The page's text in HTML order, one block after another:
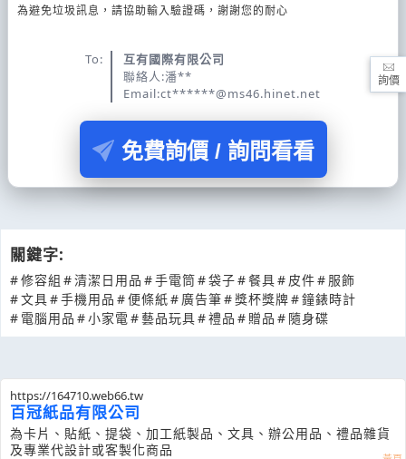
為避免垃圾訊息，請協助輸入驗證碼，謝謝您的耐心
To:
互有國際有限公司
聯絡人:潘**
Email:ct******@ms46.hinet.net
免費詢價 / 詢問看看
關鍵字:
#修容組 #清潔日用品 #手電筒#袋子#餐具# 皮件# 服飾
#文具#手機用品 #便條紙# 廣告筆#獎杯獎牌#鐘錶時計
# 電腦用品 #小家電 # 藝品玩具#禮品 # 贈品 # 隨身碟
https://164710.web66.tw
百冠紙品有限公司
為卡片、貼紙、提袋、加工紙製品、文具、辦公用品、禮品雜貨
及專業代設計或客製化商品
詢價